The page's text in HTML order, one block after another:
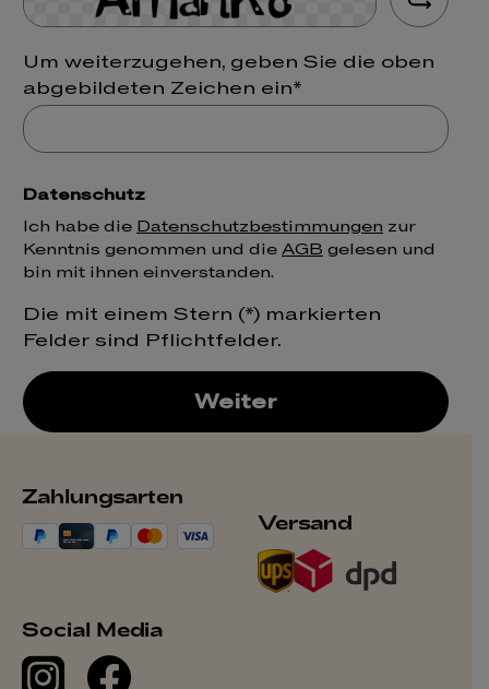
Um weiterzugehen, geben Sie die oben
abgebildeten Zeichen ein*
Datenschutz
Ich habe die Datenschutzbestimmungen zur
Kenntnis genommen und die AGB gelesen und
bin mit ihnen einverstanden.
Die mit einem Stern (*) markierten
Felder sind Pflichtfelder.
Weiter
Zahlungsarten
Versand
Social Media